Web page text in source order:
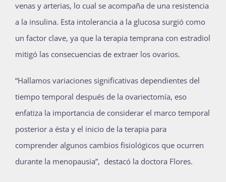
venas y arterias, lo cual se acompaña de una resistencia
a la insulina. Esta intolerancia a la glucosa surgió como
un factor clave, ya que la terapia temprana con estradiol
mitigó las consecuencias de extraer los ovarios.
“Hallamos variaciones significativas dependientes del
tiempo temporal después de la ovariectomía, eso
enfatiza la importancia de considerar el marco temporal
posterior a ésta y el inicio de la terapia para
comprender algunos cambios fisiológicos que ocurren
durante la menopausia”, destacó la doctora Flores.